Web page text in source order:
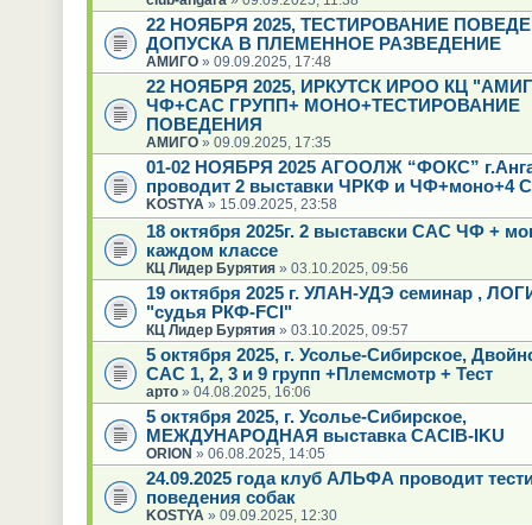
22 НОЯБРЯ 2025, ТЕСТИРОВАНИЕ
ДОПУСКА В ПЛЕМЕННОЕ РАЗВЕДЕНИЕ
АМИГО» 09.09.2025, 17:48
22 НОЯБРЯ 2025, ИРКУТСК ИРОО КЦ
ЧФ+САС ГРУПП+ МОНО+ТЕСТИРОВАНИЕ
ПОВЕДЕНИЯ
АМИГО» 09.09.2025, 17:35
01-02 НОЯБРЯ 2025 АГООЛЖ “ФОКС”
проводит 2 выставки ЧРКФ и ЧФ+моно+4
KOSTYA » 15.09.2025, 23:58
18 октября 2025г. 2 выставски САС ЧФ +
каждом классе
КЦ Лидер Бурятия» 03.10.2025, 09:56
19 октября 2025 г. УЛАН-УДЭ семинар ,
"судья РКФ-FCI"
КЦ Лидер Бурятия» 03.10.2025, 09:57
5 октября 2025, г. Усолье-Сибирское,
САС 1, 2, 3 и 9 групп +Племсмотр + Тест
арто» 04.08.2025, 16:06
5 октября 2025, г. Усолье-Сибирское,
МЕЖДУНАРОДНАЯ выставка CACIB-IKU
ORION » 06.08.2025, 14:05
24.09.2025 года клуб АЛЬФА проводит
поведения собак
KOSTYA » 09.09.2025, 12:30